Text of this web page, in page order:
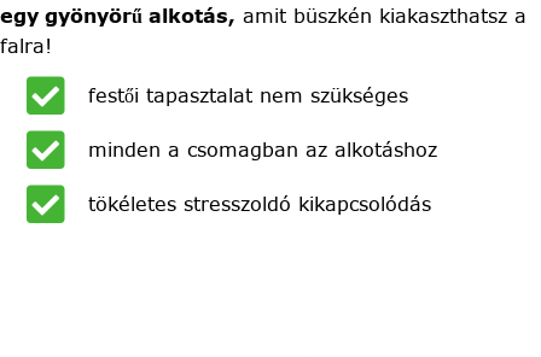
egy gyönyörű alkotás, amit büszkén kiakaszthatsz a
falra!
festői tapasztalat nem szükséges
minden a csomagban az alkotáshoz
tökéletes stresszoldó kikapcsolódás